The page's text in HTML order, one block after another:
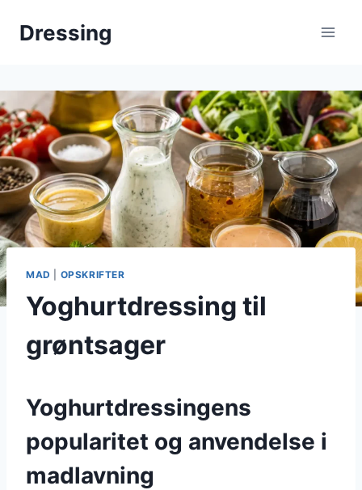
Dressing
MAD OPSKRIFTER
Yoghurtdressing til
grøntsager
Yoghurtdressingens
popularitet og anvendelse i
madlavning